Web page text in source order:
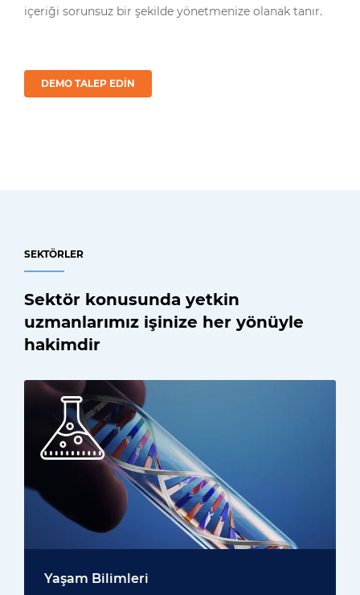
içeriği sorunsuz bir şekilde yönetmenize olanak tanır.
DEMO TALEP EDIN
SEKTÖRLER
Sektör konusunda yetkin
uzmanlarımız işinize her yönüyle
hakimdir
Yaşam Bilimleri